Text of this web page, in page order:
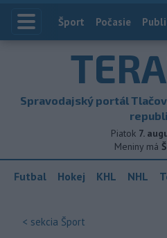
Index
Šport Počasie
Spravodajský portál
Piatok 7.
Meniny má
Futbal Hokej KHL NHL
< sekcia Šport